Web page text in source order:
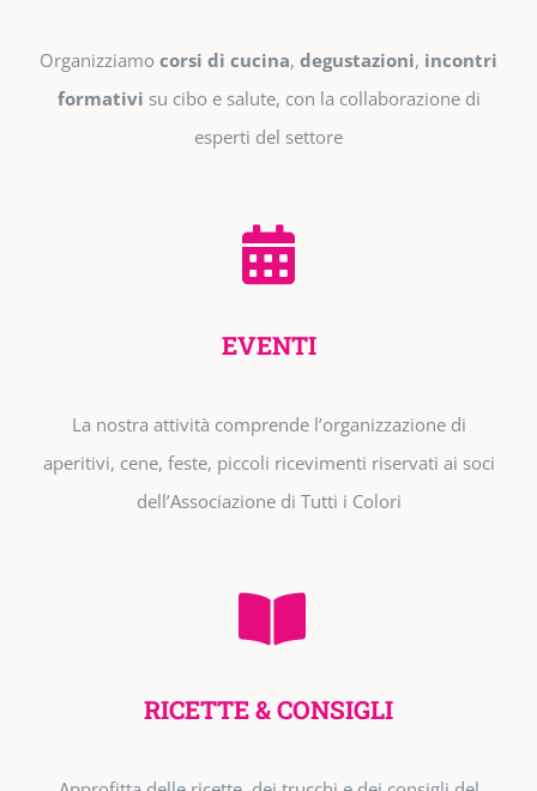
Organizziamo corsi di cucina, degustazioni, incontri
formativi su cibo e salute, con la collaborazione di
esperti del settore
EVENTI
La nostra attività comprende l’organizzazione di
aperitivi, cene, feste, piccoli ricevimenti riservati ai soci
dell’Associazione di Tutti i Colori
RICETTE & CONSIGLI